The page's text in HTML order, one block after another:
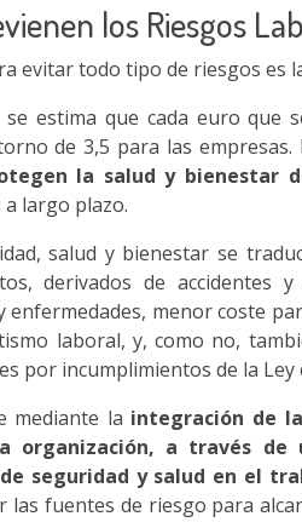
los Riesgos
evitar todo tipo de riesgos es
estima que cada euro que
de 3,5 para las
la salud y bienestar
largo plazo.
salud y bienestar se
derivados de accidentes
enfermedades, menor coste
laboral, y, como no,
por incumplimientos de la
mediante la integración de la
organización, a través
seguridad y salud en el
las fuentes de riesgo para